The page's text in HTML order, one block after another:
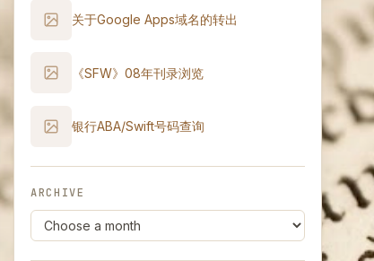
关于Google Apps域名的转出
《SFW》08年刊录浏览
银行ABA/Swift号码查询
ARCHIVE